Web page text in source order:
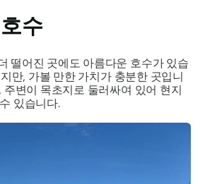
수
떨어진 곳에도 아름다운 호수가 있습
만, 가볼 만한 가치가 충분한 곳입니
주변이 목초지로 둘러싸여 있어 현지
있습니다.